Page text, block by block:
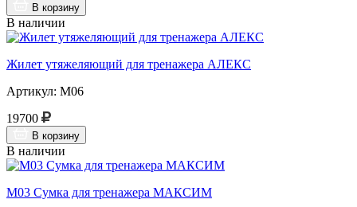
В корзину
В наличии
Жилет утяжеляющий для тренажера АЛЕКС
Артикул: М06
19700
В корзину
В наличии
М03 Сумка для тренажера МАКСИМ